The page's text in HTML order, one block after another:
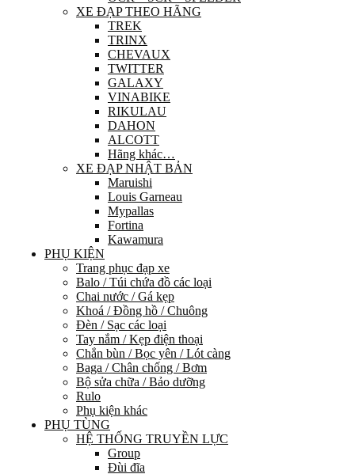
XE ĐẠP THEO HÃNG
TREK
TRINX
CHEVAUX
TWITTER
GALAXY
VINABIKE
RIKULAU
DAHON
ALCOTT
Hãng khác…
XE ĐẠP NHẬT BẢN
Maruishi
Louis Garneau
Mypallas
Fortina
Kawamura
PHỤ KIỆN
Trang phục đạp xe
Balo / Túi chứa đồ các loại
Chai nước / Gá kẹp
Khoá / Đồng hồ / Chuông
Đèn / Sạc các loại
Tay nắm / Kẹp điện thoại
Chắn bùn / Bọc yên / Lót càng
Baga / Chân chống / Bơm
Bộ sửa chữa / Bảo dưỡng
Rulo
Phụ kiện khác
PHỤ TÙNG
HỆ THỐNG TRUYỀN LỰC
Group
Đùi đĩa